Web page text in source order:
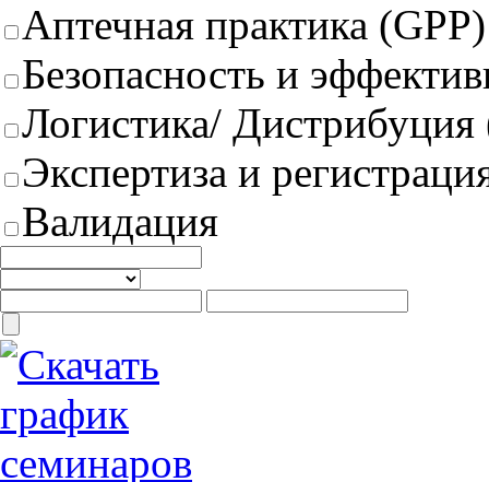
Аптечная практика (GPP)
Безопасность и
Логистика/
Экспертиза и
Валидация